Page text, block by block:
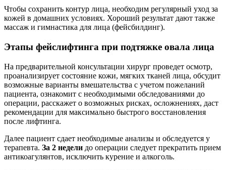
Чтобы сохранить контур лица, необходим регулярный уход за
кожей в домашних условиях. Хороший результат дают также
массаж и гимнастика для лица (фейсбилдинг).
Этапы фейслифтинга при подтяжке овала лица
На предварительной консультации хирург проведет осмотр,
проанализирует состояние кожи, мягких тканей лица, обсудит
возможные варианты вмешательства с учетом пожеланий
пациента, ознакомит с необходимыми обследованиями до
операции, расскажет о возможных рисках, осложнениях, даст
рекомендации для максимально быстрого восстановления
после лифтинга.
Далее пациент сдает необходимые анализы и обследуется у
терапевта. За 2 недели до операции следует прекратить прием
антикоагулянтов, исключить курение и алкоголь.